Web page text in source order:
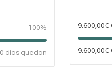
100%
0 días quedan
9.600,00€
9.600,00€